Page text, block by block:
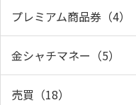
プレミアム商品券（4）
金シャチマネー（5）
売買（18）